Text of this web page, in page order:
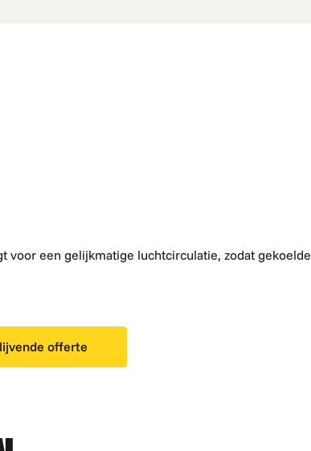
voor een gelijkmatige luchtcirculatie, zodat gekoelde
offerte